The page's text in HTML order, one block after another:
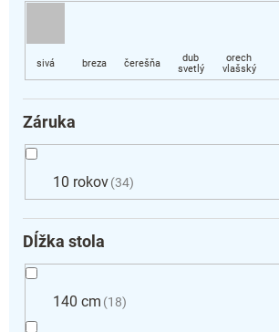
Záruka
10 rokov 34
Dĺžka stola
140 cm 18